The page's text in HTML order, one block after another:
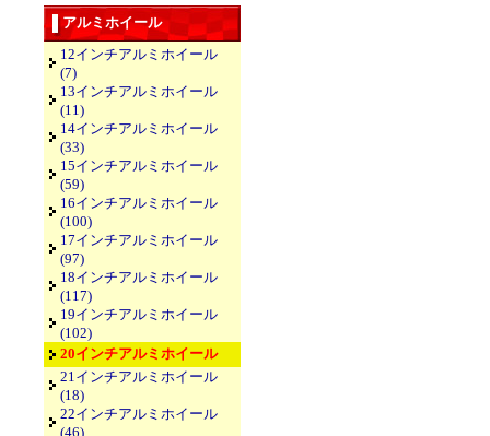
アルミホイール
12インチアルミホイール
(7)
13インチアルミホイール
(11)
14インチアルミホイール
(33)
15インチアルミホイール
(59)
16インチアルミホイール
(100)
17インチアルミホイール
(97)
18インチアルミホイール
(117)
19インチアルミホイール
(102)
20インチアルミホイール
21インチアルミホイール
(18)
22インチアルミホイール
(46)